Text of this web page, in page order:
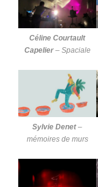
Céline Courtault
Capelier– Spaciale
Sylvie Denet–
mémoires de murs